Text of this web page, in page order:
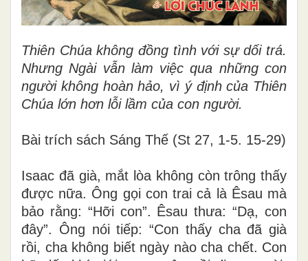
Thiên Chúa không đồng tình với sự dối trá.
Nhưng Ngài vẫn làm việc qua những con
người không hoàn hảo, vì ý định của Thiên
Chúa lớn hơn lỗi lầm của con người.
Bài trích sách Sáng Thế (St 27, 1-5. 15-29)
Isaac đã già, mắt lòa không còn trông thấy
được nữa. Ông gọi con trai cả là Êsau mà
bảo rằng: “Hỡi con”. Êsau thưa: “Dạ, con
đây”. Ông nói tiếp: “Con thấy cha đã già
rồi, cha không biết ngày nào cha chết. Con